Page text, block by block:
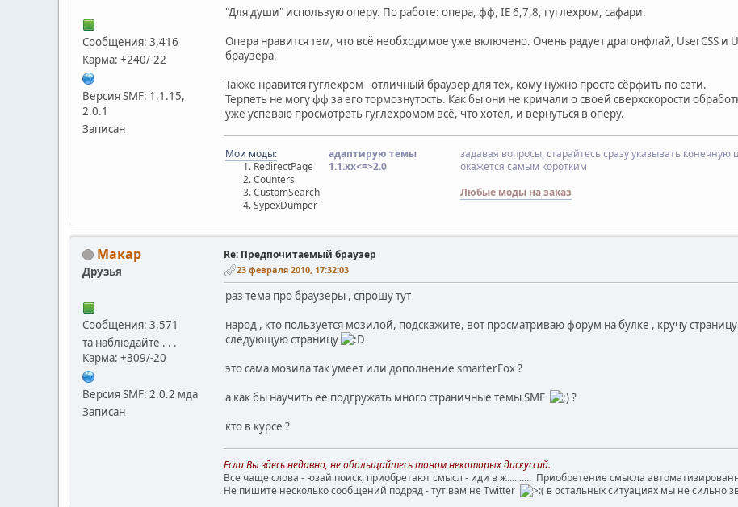
Сообщения: 3,416
Карма: +240/-22
Версия SMF: 1.1.15,
2.0.1
Записан
"Для души" использую оперу. По работе: опера, фф, IE 6,7,8, гуглехром, сафари.
Опера нравится тем, что всё необходимое уже включено. Очень радует драгонфлай, UserCSS и
браузера.
Также нравится гуглехром - отличный браузер для тех, кому нужно просто сёрфить по сети.
Терпеть не могу фф за его тормознутость. Как бы они не кричали о своей сверхскорости
уже успеваю просмотреть гуглехромом всё, что хотел, и вернуться в оперу.
Мои моды:
RedirectPage
Counters
CustomSearch
SypexDumper
адаптирую темы
1.1.хx<=>2.0
задавая вопросы, старайтесь сразу указывать
окажется самым коротким
Любые моды на заказ
Макар
Друзья
Сообщения: 3,571
та наблюдайте . . .
Карма: +309/-20
Версия SMF: 2.0.2 мда
Записан
Re: Предпочитаемый браузер
23 февраля 2010, 17:32:03
раз тема про браузеры , спрошу тут
народ , кто пользуется мозилой, подскажите, вот просматриваю форум на булке , кручу
следующую страницу
это сама мозила так умеет или дополнение smarterFox ?
а как бы научить ее подгружать много страничные темы SMF
?
кто в курсе ?
Если Вы здесь недавно, не обольщайтесь тоном некоторых дискуссий.
Все чаще слова - юзай поиск, приобретают смысл - иди в ж.......... Приобретение смысла
Не пишите несколько сообщений подряд - тут вам не Twitter
в остальных ситуациях мы не сильно